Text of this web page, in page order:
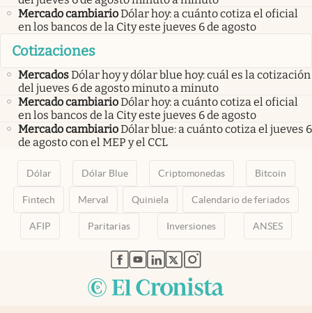
Mercado cambiarioDólar hoy: a cuánto cotiza el oficial
en los bancos de la City este jueves 6 de agosto
Cotizaciones
MercadosDólar hoy y dólar blue hoy: cuál es la cotización
del jueves 6 de agosto minuto a minuto
Mercado cambiarioDólar hoy: a cuánto cotiza el oficial
en los bancos de la City este jueves 6 de agosto
Mercado cambiarioDólar blue: a cuánto cotiza el jueves 6
de agosto con el MEP y el CCL
Dólar Dólar Blue Criptomonedas Bitcoin
Fintech Merval Quiniela Calendario de feriados
AFIP Paritarias Inversiones ANSES
abre en nueva pestaña
abre en nueva pestaña
abre en nueva pestaña
abre en nueva pestaña
abre en nueva pestaña